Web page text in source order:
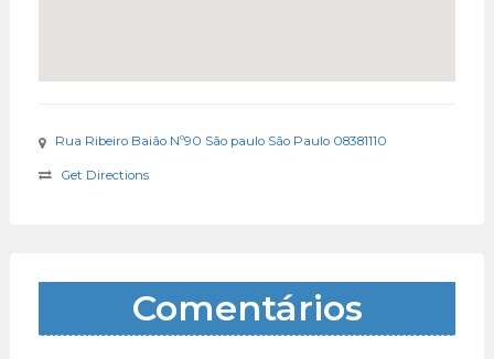
Rua Ribeiro Baião Nº90 São paulo São Paulo 08381110
Get Directions
Comentários